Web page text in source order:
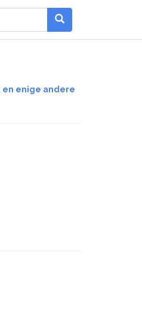
en enige andere